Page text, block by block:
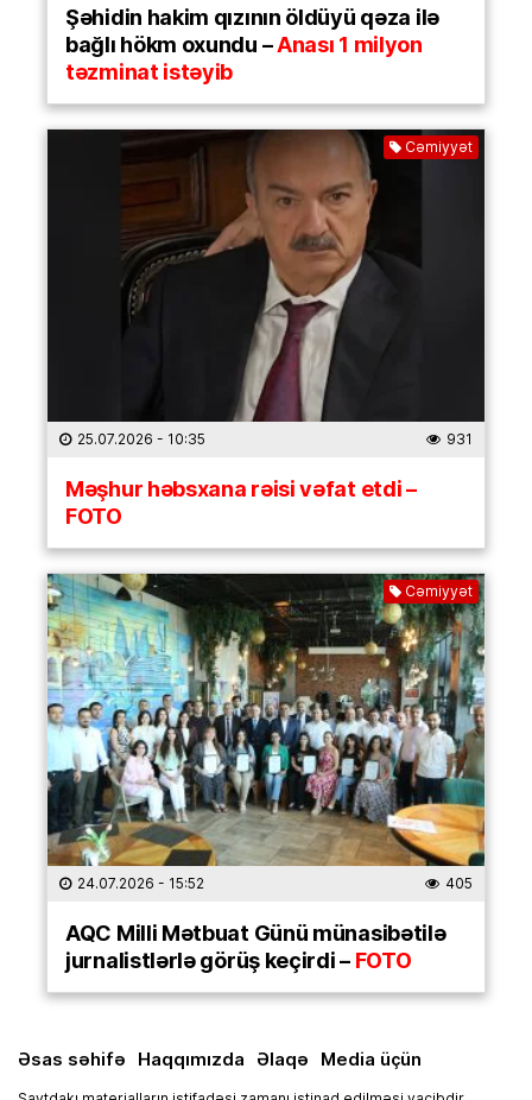
Şəhidin hakim qızının öldüyü qəza ilə
bağlı hökm oxundu –Anası 1 milyon
təzminat istəyib
Cəmiyyət
25.07.2026 - 10:35 931
Məşhur həbsxana rəisi vəfat etdi –
FOTO
Cəmiyyət
24.07.2026 - 15:52 405
AQC Milli Mətbuat Günü münasibətilə
jurnalistlərlə görüş keçirdi –FOTO
Əsas səhifə Haqqımızda Əlaqə Media üçün